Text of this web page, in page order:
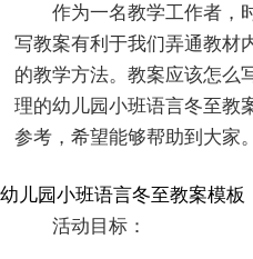
作为一名教学工作者，
写教案有利于我们弄通教材
的教学方法。教案应该怎么
理的幼儿园小班语言冬至教
参考，希望能够帮助到大家。
幼儿园小班语言冬至教案模板
活动目标：